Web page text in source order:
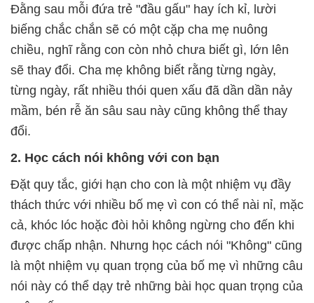
Đằng sau mỗi đứa trẻ "đầu gấu" hay ích kỉ, lười
biếng chắc chắn sẽ có một cặp cha mẹ nuông
chiều, nghĩ rằng con còn nhỏ chưa biết gì, lớn lên
sẽ thay đổi. Cha mẹ không biết rằng từng ngày,
từng ngày, rất nhiều thói quen xấu đã dần dần nảy
mầm, bén rễ ăn sâu sau này cũng không thể thay
đổi.
2. Học cách nói không với con bạn
Đặt quy tắc, giới hạn cho con là một nhiệm vụ đầy
thách thức với nhiều bố mẹ vì con có thể nài nỉ, mặc
cả, khóc lóc hoặc đòi hỏi không ngừng cho đến khi
được chấp nhận. Nhưng học cách nói "Không" cũng
là một nhiệm vụ quan trọng của bố mẹ vì những câu
nói này có thể dạy trẻ những bài học quan trọng của